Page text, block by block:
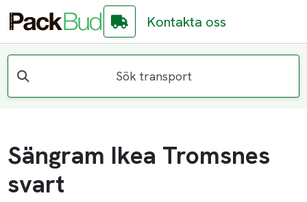
Kontakta oss
Sök transport
Sängram Ikea Tromsnes
svart